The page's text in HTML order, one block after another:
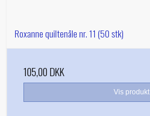
Roxanne quiltenåle nr. 11 (50 stk)
105,00 DKK
Vis produkt